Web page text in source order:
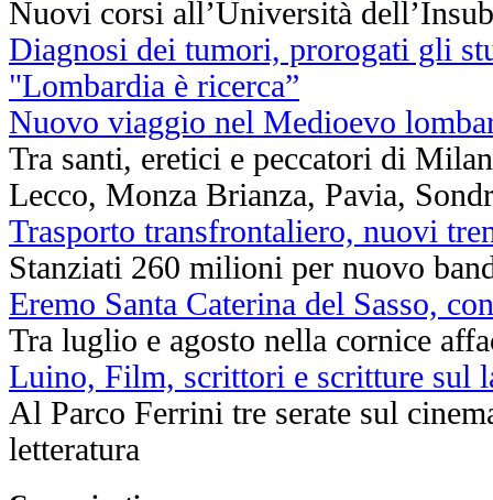
Nuovi corsi all’Università
Diagnosi dei tumori, prorogati gli
"Lombardia è ricerca”
Nuovo viaggio nel Medioevo
Tra santi, eretici e peccatori di
Lecco, Monza Brianza, Pavia,
Trasporto transfrontaliero, nuovi
Stanziati 260 milioni per nuovo
Eremo Santa Caterina del Sasso,
Tra luglio e agosto nella cornice
Luino, Film, scrittori e scritture sul
Al Parco Ferrini tre serate sul
letteratura